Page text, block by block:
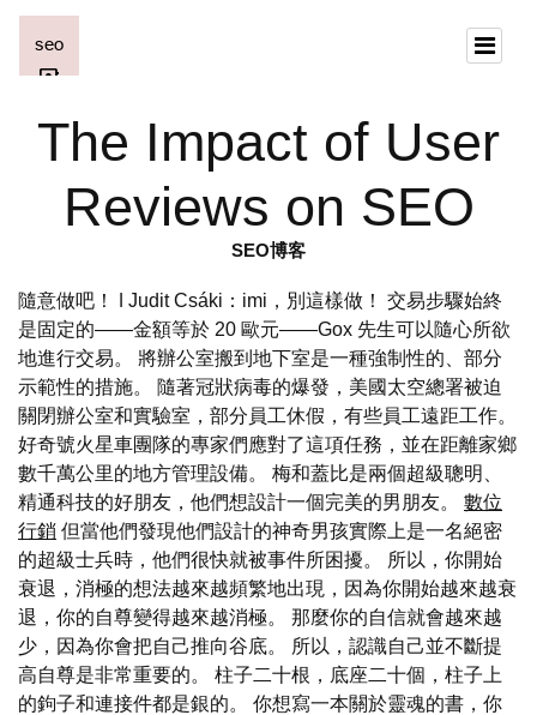
The Impact of User
Reviews on SEO
SEO博客
隨意做吧！ ǀ Judit Csáki：imi，別這樣做！ 交易步驟始終
是固定的——金額等於 20 歐元——Gox 先生可以隨心所欲
地進行交易。 將辦公室搬到地下室是一種強制性的、部分
示範性的措施。 隨著冠狀病毒的爆發，美國太空總署被迫
關閉辦公室和實驗室，部分員工休假，有些員工遠距工作。
好奇號火星車團隊的專家們應對了這項任務，並在距離家鄉
數千萬公里的地方管理設備。 梅和蓋比是兩個超級聰明、
精通科技的好朋友，他們想設計一個完美的男朋友。 數位
行銷 但當他們發現他們設計的神奇男孩實際上是一名絕密
的超級士兵時，他們很快就被事件所困擾。 所以，你開始
衰退，消極的想法越來越頻繁地出現，因為你開始越來越衰
退，你的自尊變得越來越消極。 那麼你的自信就會越來越
少，因為你會把自己推向谷底。 所以，認識自己並不斷提
高自尊是非常重要的。 柱子二十根，底座二十個，柱子上
的鉤子和連接件都是銀的。 你想寫一本關於靈魂的書，你